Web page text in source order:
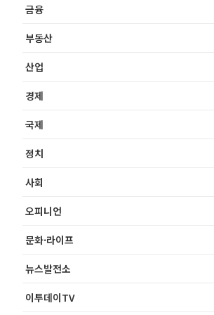
금융
부동산
산업
경제
국제
정치
사회
오피니언
문화·라이프
뉴스발전소
이투데이TV